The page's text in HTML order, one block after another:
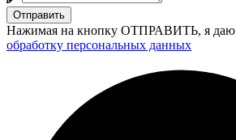
Отправить
Нажимая на кнопку ОТПРАВИТЬ, я даю
обработку персональных данных